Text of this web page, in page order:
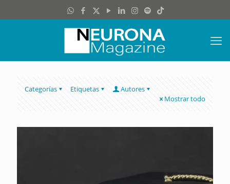
Categorías Etiquetas
Autores
Mostrar todo